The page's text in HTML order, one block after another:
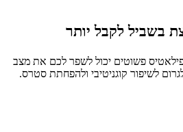
בשביל לקבל יותר
פילאטיס פשוטים יכול לשפר לכם את מצב
לשיפור קוגניטיבי ולהפחתת סטרס.